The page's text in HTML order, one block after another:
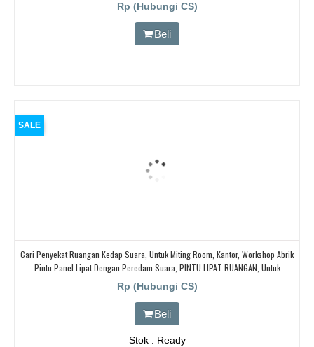
Rp (Hubungi CS)
Beli
SALE
Cari Penyekat Ruangan Kedap Suara, Untuk Miting Room, Kantor, Workshop Abrik
Pintu Panel Lipat Dengan Peredam Suara, PINTU LIPAT RUANGAN, Untuk
Ballroom, HOTEL,
Rp (Hubungi CS)
Beli
Stok : Ready